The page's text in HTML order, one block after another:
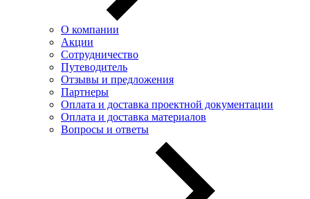
О компании
Акции
Сотрудничество
Путеводитель
Отзывы и предложения
Партнеры
Оплата и доставка проектной документации
Оплата и доставка материалов
Вопросы и ответы